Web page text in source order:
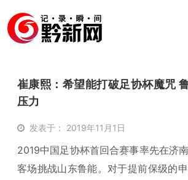
崔康熙：希望能打破足协杯魔咒
压力
发表于： 2019年11月1日
2019中国足协杯首回合赛事率先在济
客场挑战山东鲁能。对于提前保级的